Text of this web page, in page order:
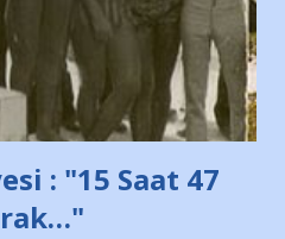
alışveriş merkezlerini
.. Blogumuzda okuduğum bu
: "15 Saat 47